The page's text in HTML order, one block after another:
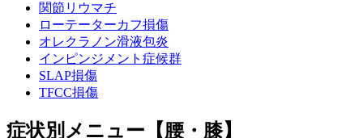
関節リウマチ
ローテーターカフ損傷
オレクラノン滑液包炎
インピンジメント症候群
SLAP損傷
TFCC損傷
症状別メニュー【腰・膝】